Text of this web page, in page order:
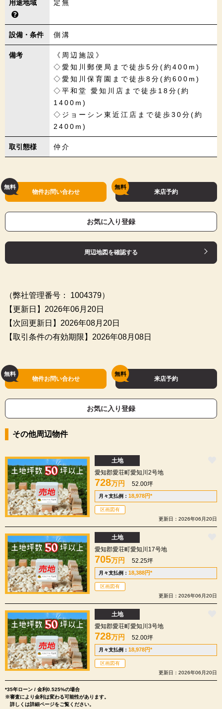
用途地域 定無
設備・条件 側溝
備考
《周辺施設》
◇愛知川郵便局まで徒歩5分(約400m)
◇愛知川保育園まで徒歩8分(約600m)
◇平和堂 愛知川店まで徒歩18分(約
1400m)
◇ジョーシン東近江店まで徒歩30分(約
2400m)
取引態様 仲介
物件お問い合わせ 来店予約
お気に入り登録
周辺地図を確認する
（弊社管理番号： 1004379）
【更新日】2026年06月20日
【次回更新日】2026年08月20日
【取引条件の有効期限】2026年08月08日
物件お問い合わせ 来店予約
お気に入り登録
その他周辺物件
土地
愛知郡愛荘町愛知川2号地
728万円 52.00坪
月々支払例：18,978円*
区画図有
更新日：2026年06月20日
土地
愛知郡愛荘町愛知川17号地
705万円 52.25坪
月々支払例：18,388円*
区画図有
更新日：2026年06月20日
土地
愛知郡愛荘町愛知川3号地
728万円 52.00坪
月々支払例：18,978円*
区画図有
更新日：2026年06月20日
*35年ローン / 金利0.525%の場合
※審査により金利は変わる可能性があります。
詳しくは詳細ページをご覧ください。